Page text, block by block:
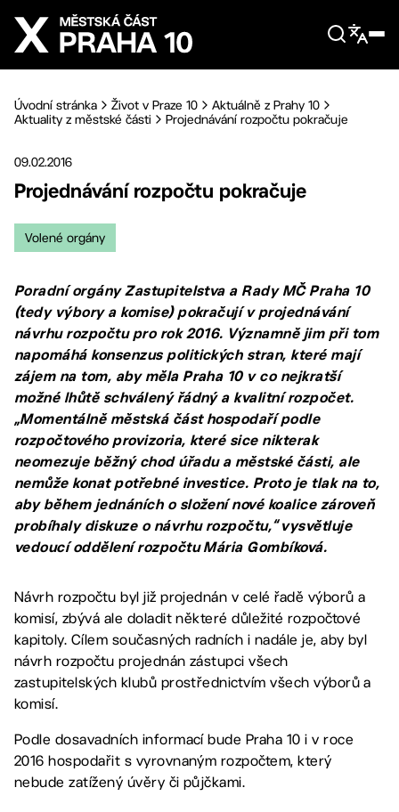
Přejít na hlavní obsah
Úvodní stránka Život v Praze 10
Aktuálně z Prahy 10
Aktuality z městské části
Projednávání rozpočtu pokračuje
09.02.2016
Projednávání rozpočtu pokračuje
Volené orgány
Poradní orgány Zastupitelstva a Rady MČ Praha 10
(tedy výbory a komise) pokračují v projednávání
návrhu rozpočtu pro rok 2016. Významně jim při tom
napomáhá konsenzus politických stran, které mají
zájem na tom, aby měla Praha 10 v co nejkratší
možné lhůtě schválený řádný a kvalitní rozpočet.
„Momentálně městská část hospodaří podle
rozpočtového provizoria, které sice nikterak
neomezuje běžný chod úřadu a městské části, ale
nemůže konat potřebné investice. Proto je tlak na to,
aby během jednáních o složení nové koalice zároveň
probíhaly diskuze o návrhu rozpočtu,“ vysvětluje
vedoucí oddělení rozpočtu Mária Gombíková.
Návrh rozpočtu byl již projednán v celé řadě výborů a
komisí, zbývá ale doladit některé důležité rozpočtové
kapitoly. Cílem současných radních i nadále je, aby byl
návrh rozpočtu projednán zástupci všech
zastupitelských klubů prostřednictvím všech výborů a
komisí.
Podle dosavadních informací bude Praha 10 i v roce
2016 hospodařit s vyrovnaným rozpočtem, který
nebude zatížený úvěry či půjčkami.